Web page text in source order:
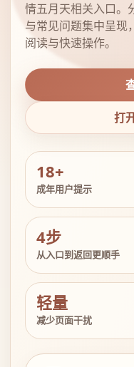
情五月天相关入口。
与常见问题集中呈现
阅读与快速操作。
打
18+
成年用户提示
4步
从入口到返回更顺手
轻量
减少页面干扰